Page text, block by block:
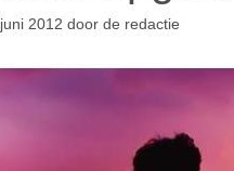
2012 door de redactie